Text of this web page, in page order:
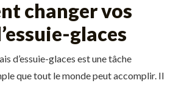
changer vos
glaces
d’essuie-glaces est une tâche
que tout le monde peut accomplir. Il